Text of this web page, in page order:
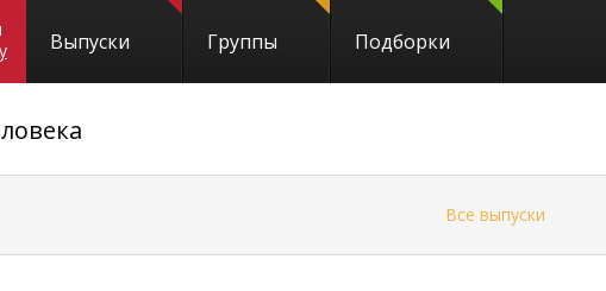
Выпуски Группы Подборки
Все выпуски